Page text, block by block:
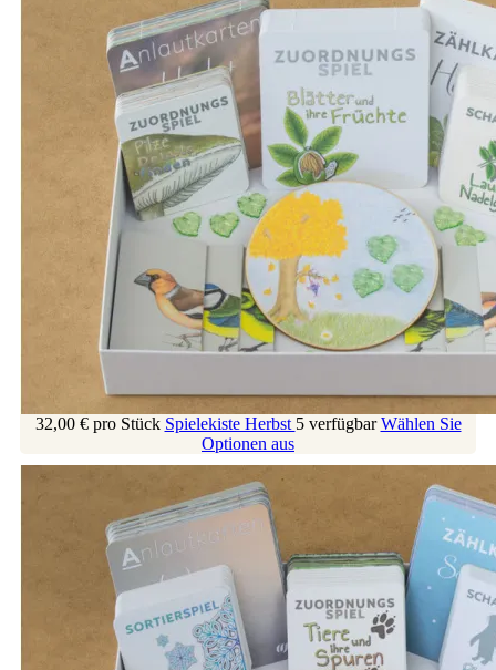
32,00 € pro Stück Spielekiste Herbst 5 verfügbar Wählen Sie
Optionen aus